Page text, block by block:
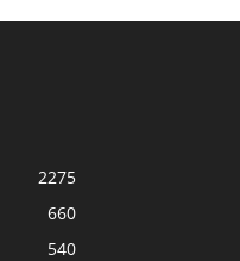
2275
660
540